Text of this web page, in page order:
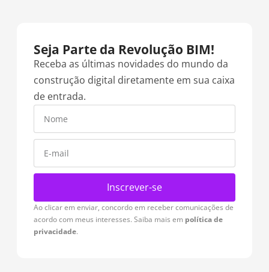
Seja Parte da Revolução BIM!​
Receba as últimas novidades do mundo da
construção digital diretamente em sua caixa
de entrada.
Inscrever-se
Ao clicar em enviar, concordo em receber comunicações de
acordo com meus interesses. Saiba mais em política de
privacidade.